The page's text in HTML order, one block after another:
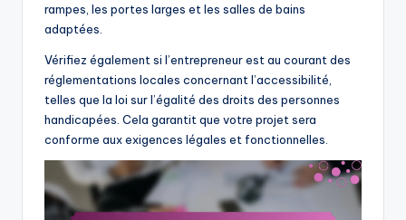
rampes, les portes larges et les salles de bains
adaptées.
Vérifiez également si l’entrepreneur est au courant des
réglementations locales concernant l’accessibilité,
telles que la loi sur l’égalité des droits des personnes
handicapées. Cela garantit que votre projet sera
conforme aux exigences légales et fonctionnelles.